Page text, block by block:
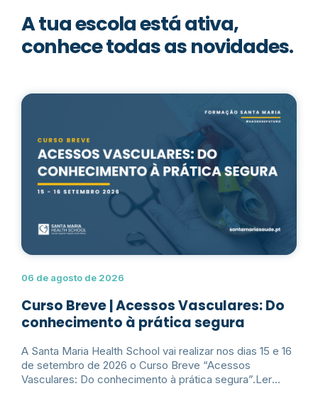
A tua escola está ativa,
conhece todas as novidades.
06 de agosto de 2026
Curso Breve | Acessos Vasculares: Do
conhecimento à prática segura
A Santa Maria Health School vai realizar nos dias 15 e 16
de setembro de 2026 o Curso Breve “Acessos
Vasculares: Do conhecimento à prática segura”.Ler